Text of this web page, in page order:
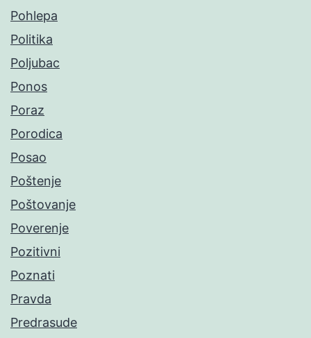
Pohlepa
Politika
Poljubac
Ponos
Poraz
Porodica
Posao
Poštenje
Poštovanje
Poverenje
Pozitivni
Poznati
Pravda
Predrasude